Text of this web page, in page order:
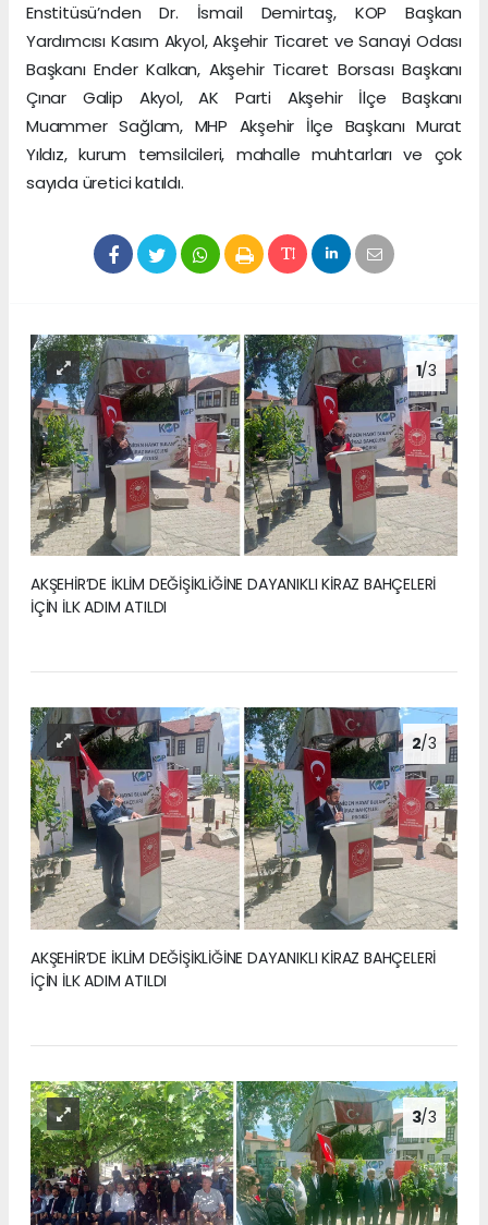
Enstitüsü’nden Dr. İsmail Demirtaş, KOP Başkan
Yardımcısı Kasım Akyol, Akşehir Ticaret ve Sanayi Odası
Başkanı Ender Kalkan, Akşehir Ticaret Borsası Başkanı
Çınar Galip Akyol, AK Parti Akşehir İlçe Başkanı
Muammer Sağlam, MHP Akşehir İlçe Başkanı Murat
Yıldız, kurum temsilcileri, mahalle muhtarları ve çok
sayıda üretici katıldı.
1/3
AKŞEHİR’DE İKLİM DEĞİŞİKLİĞİNE DAYANIKLI KİRAZ BAHÇELERİ
İÇİN İLK ADIM ATILDI
2/3
AKŞEHİR’DE İKLİM DEĞİŞİKLİĞİNE DAYANIKLI KİRAZ BAHÇELERİ
İÇİN İLK ADIM ATILDI
3/3